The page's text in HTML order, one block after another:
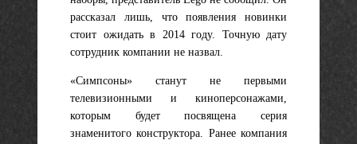
рассказал лишь, что появления новинки
стоит ожидать в 2014 году. Точную дату
сотрудник компании не назвал.
«Симпсоны» станут не первыми
телевизионными и киноперсонажами,
которым будет посвящена серия
знаменитого конструктора. Ранее компания